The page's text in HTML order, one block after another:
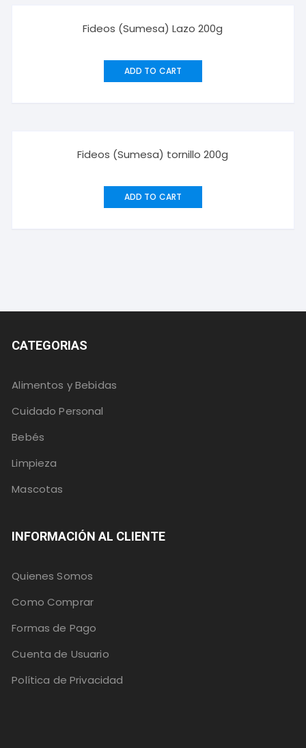
Fideos (Sumesa) Lazo 200g
ADD TO CART
Fideos (Sumesa) tornillo 200g
ADD TO CART
CATEGORIAS
Alimentos y Bebidas
Cuidado Personal
Bebés
Limpieza
Mascotas
INFORMACIÓN AL CLIENTE
Quienes Somos
Como Comprar
Formas de Pago
Cuenta de Usuario
Política de Privacidad